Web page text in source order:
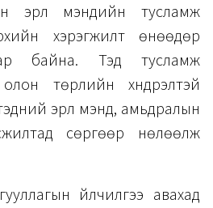
эрүүл мэндийн тусламж
хэрэгжилт өнөөдөр
байна. Тэд тусламж
төрлийн хүндрэлтэй
эрүүл мэнд, амьдралын
сөргөөр нөлөөлж
үйлчилгээ авахад